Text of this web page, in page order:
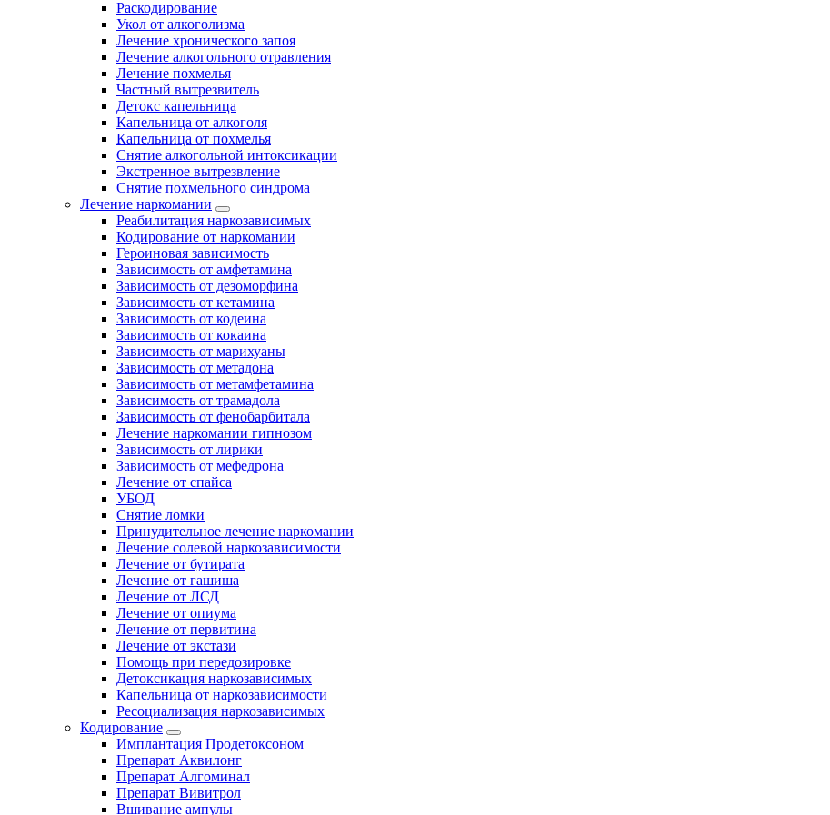
Раскодирование
Укол от алкоголизма
Лечение хронического запоя
Лечение алкогольного отравления
Лечение похмелья
Частный вытрезвитель
Детокс капельница
Капельница от алкоголя
Капельница от похмелья
Снятие алкогольной интоксикации
Экстренное вытрезвление
Снятие похмельного синдрома
Лечение наркомании
Реабилитация наркозависимых
Кодирование от наркомании
Героиновая зависимость
Зависимость от амфетамина
Зависимость от дезоморфина
Зависимость от кетамина
Зависимость от кодеина
Зависимость от кокаина
Зависимость от марихуаны
Зависимость от метадона
Зависимость от метамфетамина
Зависимость от трамадола
Зависимость от фенобарбитала
Лечение наркомании гипнозом
Зависимость от лирики
Зависимость от мефедрона
Лечение от спайса
УБОД
Снятие ломки
Принудительное лечение наркомании
Лечение солевой наркозависимости
Лечение от бутирата
Лечение от гашиша
Лечение от ЛСД
Лечение от опиума
Лечение от первитина
Лечение от экстази
Помощь при передозировке
Детоксикация наркозависимых
Капельница от наркозависимости
Ресоциализация наркозависимых
Кодирование
Имплантация Продетоксоном
Препарат Аквилонг
Препарат Алгоминал
Препарат Вивитрол
Вшивание ампулы